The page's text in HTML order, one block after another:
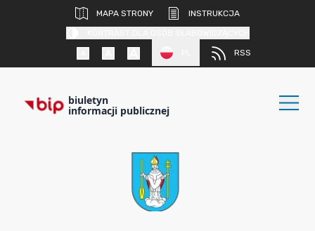
MAPA STRONY
INSTRUKCJA
RSS
biuletyn
informacji publicznej